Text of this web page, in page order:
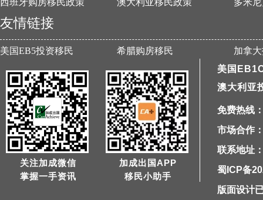
西班牙购房移民政策
澳大利亚移民政策 多米
友情链接
美国EB5投资移民 希腊购房移民 加拿
关注加成微信
掌握一手资讯
加成出国APP
移民小助手
美国
澳大利亚
免费热线
市场合作
联系地址
蜀ICP备
版面设计